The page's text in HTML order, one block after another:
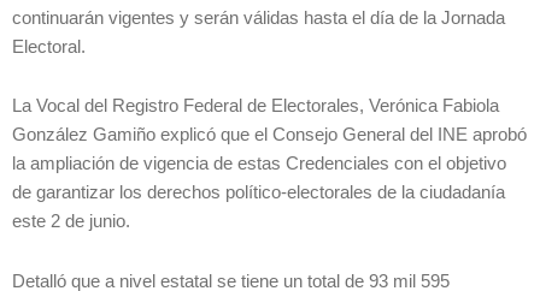
continuarán vigentes y serán válidas hasta el día de la Jornada
Electoral.
La Vocal del Registro Federal de Electorales, Verónica Fabiola
González Gamiño explicó que el Consejo General del INE aprobó
la ampliación de vigencia de estas Credenciales con el objetivo
de garantizar los derechos político-electorales de la ciudadanía
este 2 de junio.
Detalló que a nivel estatal se tiene un total de 93 mil 595